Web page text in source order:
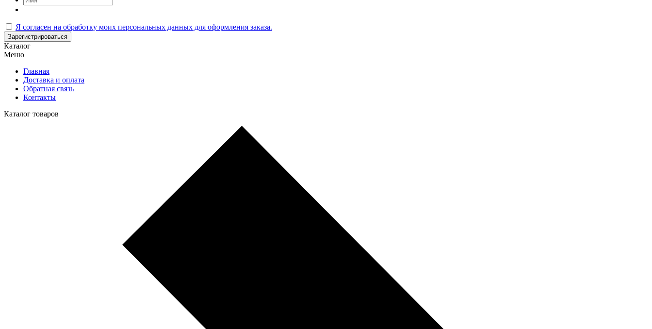
Я согласен на обработку моих персональных данных для оформления заказа.
Зарегистрироваться
Каталог
Меню
Главная
Доставка и оплата
Обратная связь
Контакты
Каталог товаров